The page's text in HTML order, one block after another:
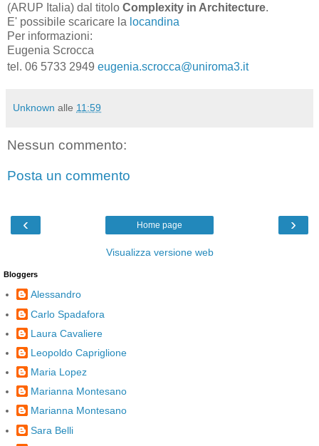
(ARUP Italia) dal titolo Complexity in Architecture.
E' possibile scaricare la locandina
Per informazioni:
Eugenia Scrocca
tel. 06 5733 2949 eugenia.scrocca@uniroma3.it
Unknown alle 11:59
Nessun commento:
Posta un commento
‹ ›
Home page
Visualizza versione web
Bloggers
Alessandro
Carlo Spadafora
Laura Cavaliere
Leopoldo Capriglione
Maria Lopez
Marianna Montesano
Marianna Montesano
Sara Belli